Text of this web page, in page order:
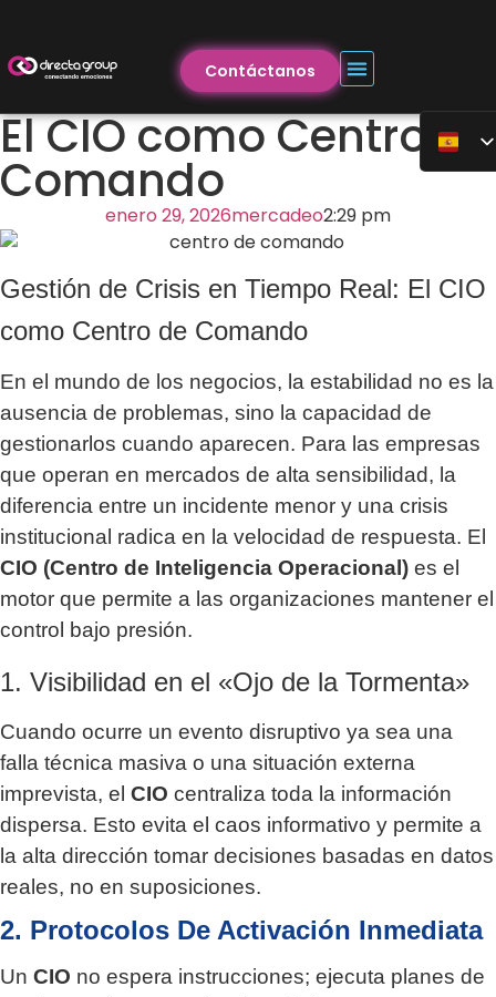
Contáctanos
El CIO como Centro de
Comando
enero 29, 2026mercadeo2:29 pm
Gestión de Crisis en Tiempo Real: El CIO
como Centro de Comando
En el mundo de los negocios, la estabilidad no es la
ausencia de problemas, sino la capacidad de
gestionarlos cuando aparecen. Para las empresas
que operan en mercados de alta sensibilidad, la
diferencia entre un incidente menor y una crisis
institucional radica en la velocidad de respuesta. El
CIO (Centro de Inteligencia Operacional) es el
motor que permite a las organizaciones mantener el
control bajo presión.
1. Visibilidad en el «Ojo de la Tormenta»
Cuando ocurre un evento disruptivo ya sea una
falla técnica masiva o una situación externa
imprevista, el CIO centraliza toda la información
dispersa. Esto evita el caos informativo y permite a
la alta dirección tomar decisiones basadas en datos
reales, no en suposiciones.
2. Protocolos De Activación Inmediata
Un CIO no espera instrucciones; ejecuta planes de